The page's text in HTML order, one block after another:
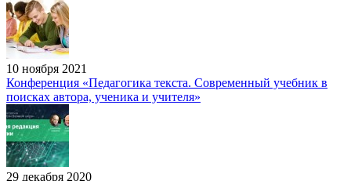
10 ноября 2021
Конференция «Педагогика текста. Современный учебник в
поисках автора, ученика и учителя»
29 декабря 2020